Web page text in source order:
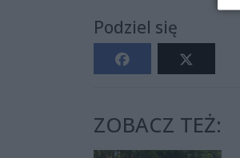
Podziel się
ZOBACZ TEŻ: